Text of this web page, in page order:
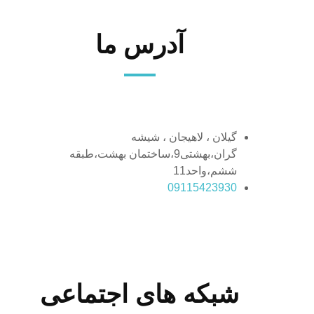
آدرس ما
گیلان ، لاهیجان ، شیشه
گران،بهشتی9،ساختمان بهشت،طبقه
ششم،واحد11
09115423930
شبکه های اجتماعی